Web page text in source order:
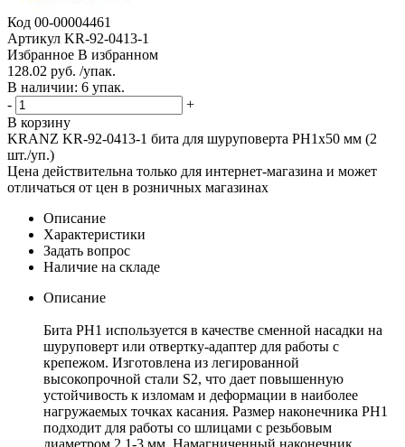
Код 00-00004461
Артикул KR-92-0413-1
Избранное В избранном
128.02 руб. /упак.
В наличии: 6 упак.
-
+
В корзину
KRANZ KR-92-0413-1 бита для шуруповерта PH1х50 мм (2
шт./уп.)
Цена действительна только для интернет-магазина и может
отличаться от цен в розничных магазинах
Описание
Характеристики
Задать вопрос
Наличие на складе
Описание
Бита PH1 используется в качестве сменной насадки на
шуруповерт или отвертку-адаптер для работы с
крепежом. Изготовлена из легированной
высокопрочной стали S2, что дает повышенную
устойчивость к изломам и деформации в наиболее
нагружаемых точках касания. Размер наконечника PH1
подходит для работы со шлицами с резьбовым
диаметром 2,1-3 мм. Намагниченный наконечник